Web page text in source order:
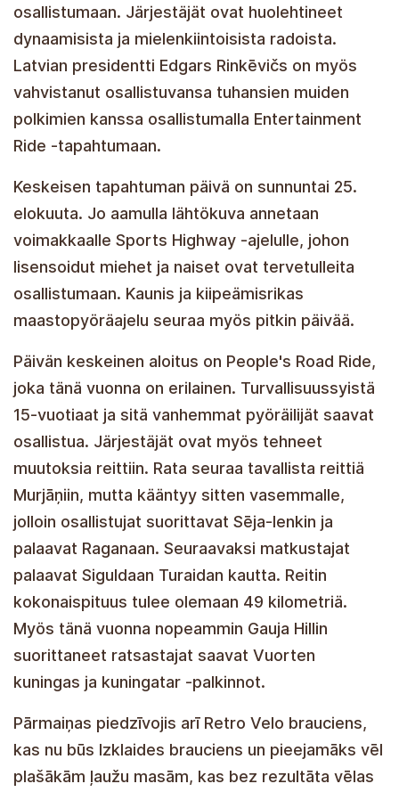
osallistumaan. Järjestäjät ovat huolehtineet
dynaamisista ja mielenkiintoisista radoista.
Latvian presidentti Edgars Rinkēvičs on myös
vahvistanut osallistuvansa tuhansien muiden
polkimien kanssa osallistumalla Entertainment
Ride -tapahtumaan.
Keskeisen tapahtuman päivä on sunnuntai 25.
elokuuta. Jo aamulla lähtökuva annetaan
voimakkaalle Sports Highway -ajelulle, johon
lisensoidut miehet ja naiset ovat tervetulleita
osallistumaan. Kaunis ja kiipeämisrikas
maastopyöräajelu seuraa myös pitkin päivää.
Päivän keskeinen aloitus on People's Road Ride,
joka tänä vuonna on erilainen. Turvallisuussyistä
15-vuotiaat ja sitä vanhemmat pyöräilijät saavat
osallistua. Järjestäjät ovat myös tehneet
muutoksia reittiin. Rata seuraa tavallista reittiä
Murjāņiin, mutta kääntyy sitten vasemmalle,
jolloin osallistujat suorittavat Sēja-lenkin ja
palaavat Raganaan. Seuraavaksi matkustajat
palaavat Siguldaan Turaidan kautta. Reitin
kokonaispituus tulee olemaan 49 kilometriä.
Myös tänä vuonna nopeammin Gauja Hillin
suorittaneet ratsastajat saavat Vuorten
kuningas ja kuningatar -palkinnot.
Pārmaiņas piedzīvojis arī Retro Velo brauciens,
kas nu būs Izklaides brauciens un pieejamāks vēl
plašākām ļaužu masām, kas bez rezultāta vēlas